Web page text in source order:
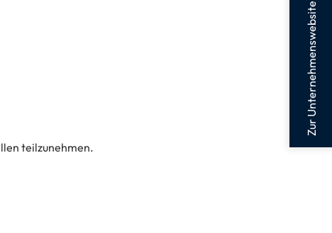
teilzunehmen.
Zur Unternehmenswebsite